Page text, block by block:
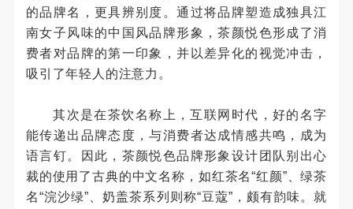
的品牌名，更具辨别度。通过将品牌塑造成独具江
南女子风味的中国风品牌形象，茶颜悦色形成了消
费者对品牌的第一印象，并以差异化的视觉冲击，
吸引了年轻人的注意力。
其次是在茶饮名称上，互联网时代，好的名字
能传递出品牌态度，与消费者达成情感共鸣，成为
语言钉。因此，茶颜悦色品牌形象设计团队别出心
裁的使用了古典的中文名称，如红茶名“红颜”、绿茶
名“浣沙绿”、奶盖茶系列则称“豆蔻”，颇有韵味。就